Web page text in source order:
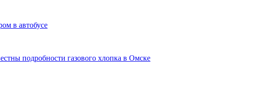
в автобусе
подробности газового хлопка в Омске